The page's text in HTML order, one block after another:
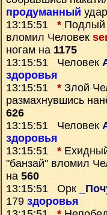
продуманный
13:15:51 * Подлый
вломил Человек
ногам на 1175
13:15:51 Человек
здоровья
13:15:51 * Злой
размахнувшись
626
13:15:51 Человек
здоровья
13:15:51 *
"банзай" вломил
на 560
13:15:51 Орк
179 здоровья